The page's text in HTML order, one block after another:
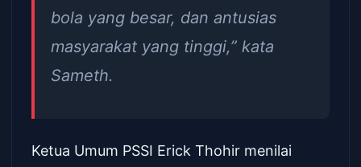
bola yang besar, dan antusias
masyarakat yang tinggi,” kata
Sameth.
Ketua Umum PSSI Erick Thohir menilai